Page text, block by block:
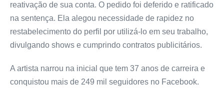
reativação de sua conta. O pedido foi deferido e ratificado
na sentença. Ela alegou necessidade de rapidez no
restabelecimento do perfil por utilizá-lo em seu trabalho,
divulgando shows e cumprindo contratos publicitários.
A artista narrou na inicial que tem 37 anos de carreira e
conquistou mais de 249 mil seguidores no Facebook.